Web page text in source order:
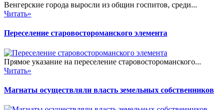
Венгерские города выросли из общин госпитов, среди...
Читать»
Переселение старовостороманского элемента
Прямое указание на переселение старовостороманского...
Читать»
Магнаты осуществляли власть земельных собственников